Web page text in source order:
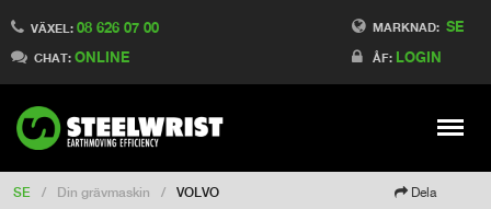
MARKNAD: SE
ÅF: LOGIN
VÄXEL: 08 626 07 00
CHAT: ONLINE
Meny
Switch to Finland
Switch to Denmark
Switch to China
Switch to Australia
Change market
SE / Din grävmaskin / VOLVO Dela